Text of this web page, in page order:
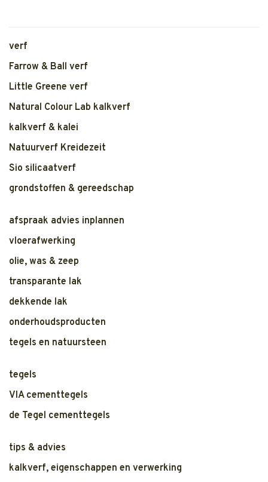
verf
Farrow & Ball verf
Little Greene verf
Natural Colour Lab kalkverf
kalkverf & kalei
Natuurverf Kreidezeit
Sio silicaatverf
grondstoffen & gereedschap
afspraak advies inplannen
vloerafwerking
olie, was & zeep
transparante lak
dekkende lak
onderhoudsproducten
tegels en natuursteen
tegels
VIA cementtegels
de Tegel cementtegels
tips & advies
kalkverf, eigenschappen en verwerking